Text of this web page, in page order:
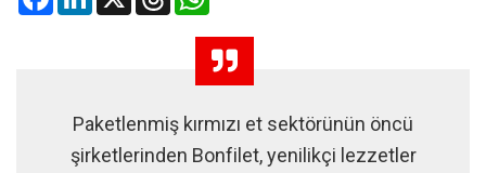
Paketlenmiş kırmızı et sektörünün öncü
şirketlerinden Bonfilet, yenilikçi lezzetler